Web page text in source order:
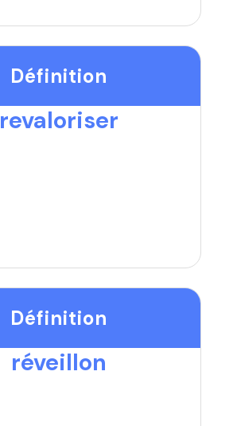
Définition
revaloriser
Définition
réveillon